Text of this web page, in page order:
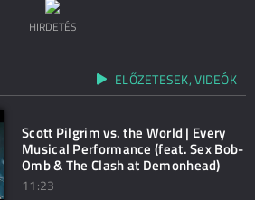
HIRDETÉS
ELŐZETESEK, VIDEÓK
Scott Pilgrim vs. the World | Every
Musical Performance (feat. Sex Bob-
Omb & The Clash at Demonhead)
11:23